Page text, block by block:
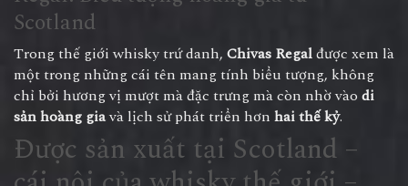
Scotland
Trong thế giới whisky trứ danh, Chivas Regalđược xem là
một trong những cái tên mang tính biểu tượng, không
chỉ bởi hương vị mượt mà đặc trưng mà còn nhờ vào di
sản hoàng giavà lịch sử phát triển hơn hai thế kỷ.
Được sản xuất tại Scotland –